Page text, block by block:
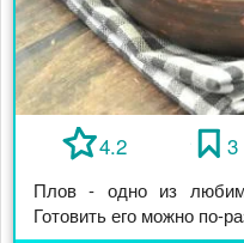
4.2 3
Плов - одно из
Готовить его можно по-